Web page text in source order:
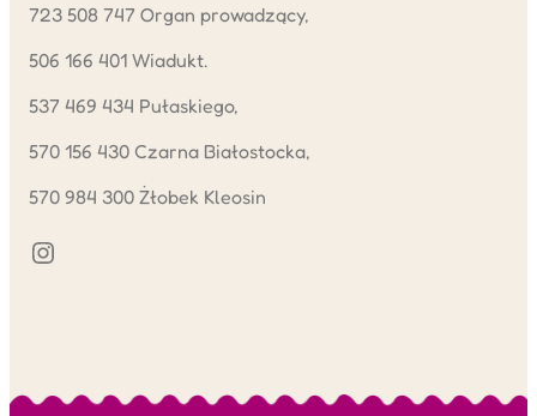
723 508 747 Organ prowadzący,
506 166 401 Wiadukt.
537 469 434 Pułaskiego,
570 156 430 Czarna Białostocka,
570 984 300 Żłobek Kleosin
Instagram